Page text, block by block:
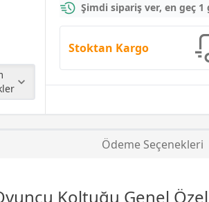
Şimdi sipariş ver, en geç
Stoktan Kargo
Ödeme Seçenekleri
Koltuğu Genel